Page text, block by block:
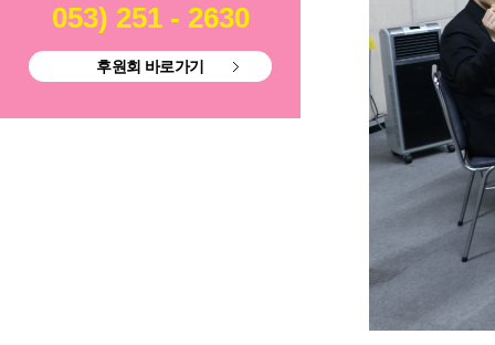
053) 251 - 2630
후원회 바로가기